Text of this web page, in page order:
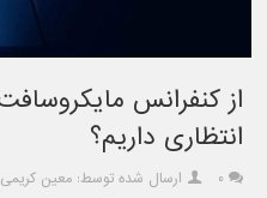
انتظاری داریم؟
۰ ارسال شده توسط: معین کریمی